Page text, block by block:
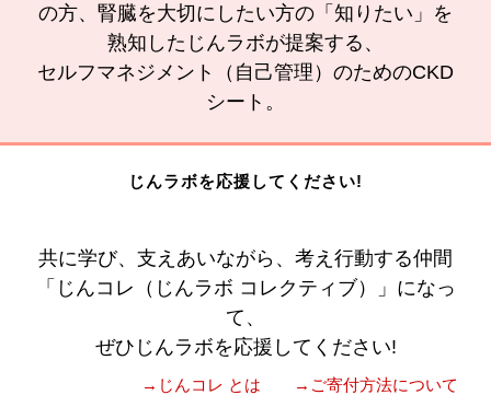
の方、腎臓を大切にしたい方の「知りたい」を
熟知したじんラボが提案する、
セルフマネジメント（自己管理）のためのCKD
シート。
じんラボを応援してください!
共に学び、支えあいながら、考え行動する仲間
「じんコレ（じんラボ コレクティブ）」になっ
て、
ぜひじんラボを応援してください!
→じんコレ とは →ご寄付方法について